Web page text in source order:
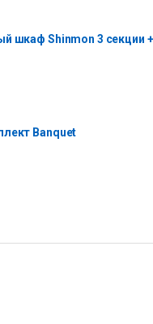
шкаф Shinmon 3 секции
Banquet